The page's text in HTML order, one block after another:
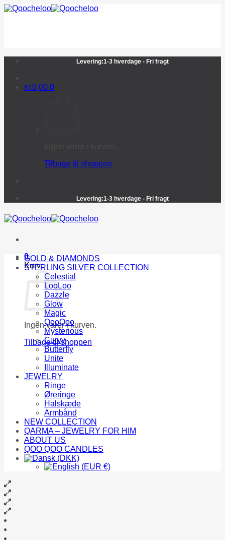
Fortsæt
Levering:1-3 hverdage - Fri fragt
kr.0,00 0
Tilbage til shoppen
Levering:1-3 hverdage - Fri fragt
0
Kurv
Ingen varer i kurven.
Tilbage til shoppen
GOLD & DIAMONDS
STERLING SILVER COLLECTION
Celestial
LooLoo
Dazzle
Glow
Magic
QooQoo
Mysterious
Curvy
Butterfly
Unite
Illuminate
JEWELRY
Ringe
Øreringe
Halskæde
Armbånd
NEW COLLECTION
QARMA – JEWELRY FOR HIM
ABOUT US
QOO QOO CANDLES